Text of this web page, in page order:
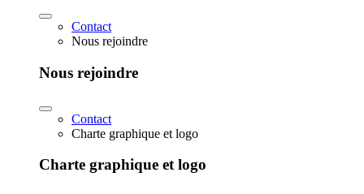
Contact
Nous rejoindre
Nous rejoindre
Contact
Charte graphique et logo
Charte graphique et logo